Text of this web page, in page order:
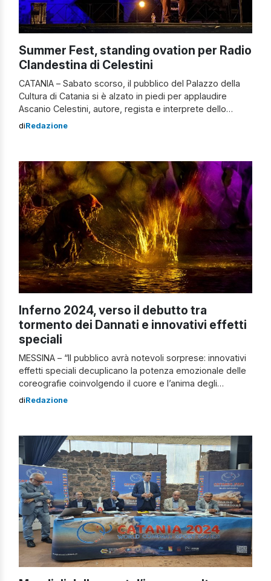
Summer Fest, standing ovation per Radio
Clandestina di Celestini
CATANIA – Sabato scorso, il pubblico del Palazzo della
Cultura di Catania si è alzato in piedi per applaudire
Ascanio Celestini, autore, regista e interprete dello
spettacolo “Radio Clandestina” presentato nella
aggiungendosi ai venticinque anni di successi della
rassegna. Celestini ha dichiarato: “Quello […]
diRedazione
Inferno 2024, verso il debutto tra
tormento dei Dannati e innovativi effetti
speciali
MESSINA – “Il pubblico avrà notevoli sorprese: innovativi
effetti speciali decuplicano la potenza emozionale delle
coreografie coinvolgendo il cuore e l’anima degli
spettatori”. È entusiasmo quello comunicato da Giovanni
Parco botanico e geologico delle Gole dell’Alcantara, lo
spettacolo più […]
diRedazione